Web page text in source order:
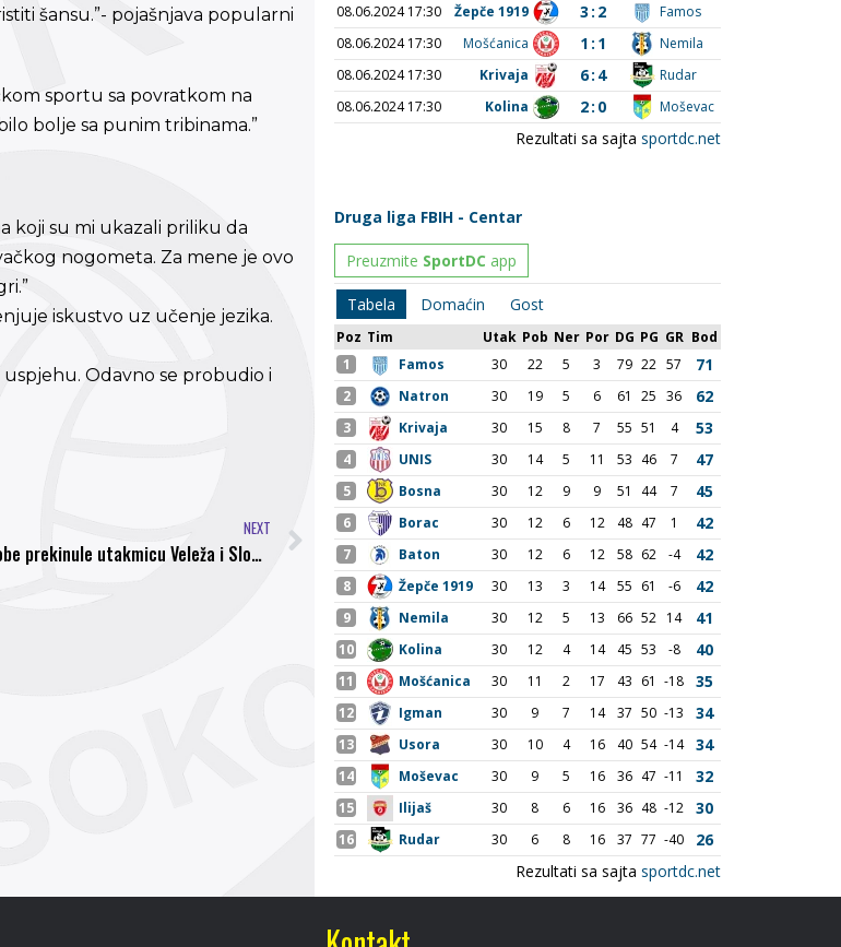
šansu.”- pojašnjava popularni
sportu sa povratkom na
bolje sa punim tribinama.”
koji su mi ukazali priliku da
nogometa. Za mene je ovo
iskustvo uz učenje jezika.
uspjehu. Odavno se probudio i
NEXT
Maskirane osobe prekinule utakmicu Veleža i Slobode u Međugorju